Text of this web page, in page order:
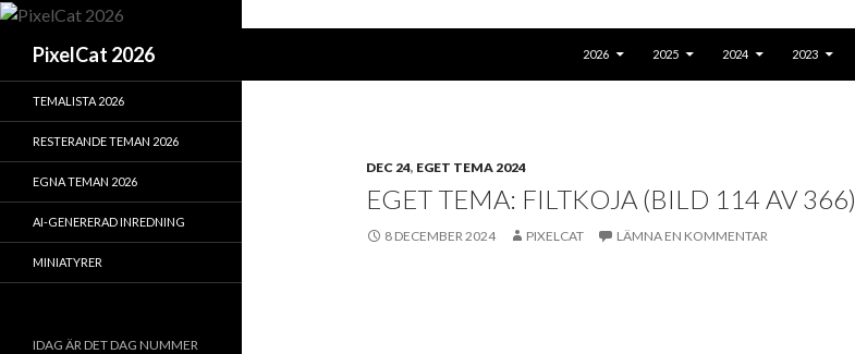
PixelCat 2026
2026
2025 2024 2023
DEC 24, EGET TEMA 2024
EGET TEMA: FILTKOJA (BILD 114 AV 366)
8 DECEMBER 2024 PIXELCAT LÄMNA EN KOMMENTAR
TEMALISTA 2026
RESTERANDE TEMAN 2026
EGNA TEMAN 2026
AI-GENERERAD INREDNING
MINIATYRER
IDAG ÄR DET DAG NUMMER